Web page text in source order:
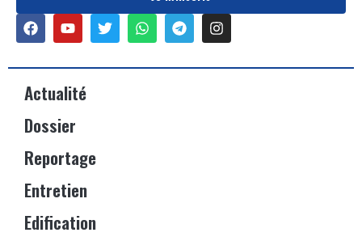
Actualité
Dossier
Reportage
Entretien
Edification